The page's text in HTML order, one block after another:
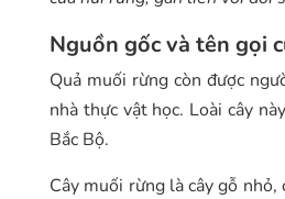
Nguồn gốc và tên gọi
Quả muối rừng còn được
nhà thực vật học. Loài cây
Bắc Bộ.
Cây muối rừng là cây gỗ